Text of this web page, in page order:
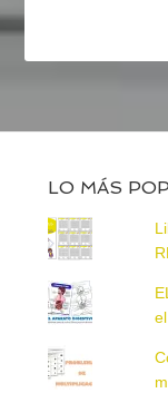
LO MÁS